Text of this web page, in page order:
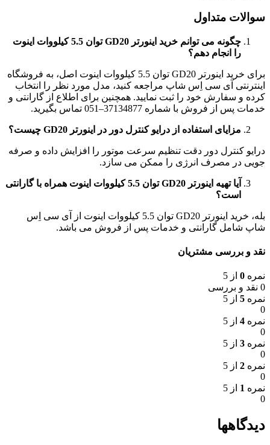
سوالات متداول
چگونه می توانم خرید اینورتر GD20 توان 5.5 کیلووات اینوت
را انجام دهم؟
برای خرید اینورتر GD20 توان 5.5 کیلووات اینوت اصل، به فروشگاه
اینترنتی آی سی اِس شاپ مراجعه کنید، مدل مورد نظر را انتخاب
کرده و سفارش خود را ثبت نمایید. همچنین برای اطلاع از گارانتی و
خدمات پس از فروش با شماره 37134877–051 تماس بگیرید.
مزایای استفاده از درایو کنترل دور در اینورتر GD20 چیست؟
درایو کنترل دور دقت تنظیم سرعت موتور را افزایش داده و صرفه
جویی در مصرف انرژی را ممکن می سازد.
آیا تهیه اینورتر GD20 توان 5.5 کیلووات اینوت همراه با گارانتی
است؟
بله، خرید اینورتر GD20 توان 5.5 کیلووات اینوت از آی سی اِس
شاپ شامل گارانتی و خدمات پس از فروش می باشد.
نقد و بررسی مشتریان
نمره 0 از 5
0 نقد و بررسی
نمره 5 از 5
0
نمره 4 از 5
0
نمره 3 از 5
0
نمره 2 از 5
0
نمره 1 از 5
0
دیدگاهها